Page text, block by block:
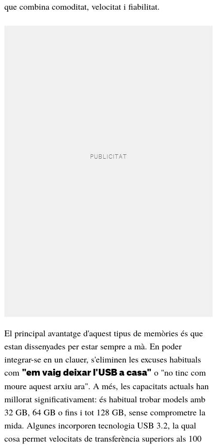
que combina comoditat, velocitat i fiabilitat.
El principal avantatge d'aquest tipus de memòries és que
estan dissenyades per estar sempre a mà. En poder
integrar-se en un clauer, s'eliminen les excuses habituals
com "em vaig deixar l'USB a casa" o "no tinc com
moure aquest arxiu ara". A més, les capacitats actuals han
millorat significativament: és habitual trobar models amb
32 GB, 64 GB o fins i tot 128 GB, sense comprometre la
mida. Algunes incorporen tecnologia USB 3.2, la qual
cosa permet velocitats de transferència superiors als 100